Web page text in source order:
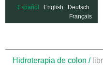
Español English
Deutsch
Français
Hidroterapia de colon /